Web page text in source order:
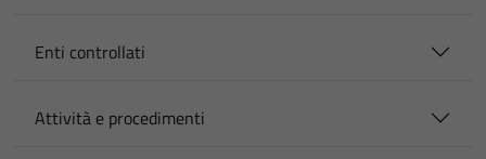
Enti controllati
Attività e procedimenti